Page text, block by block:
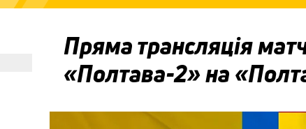
Пряма трансляція
«Полтава-2» на